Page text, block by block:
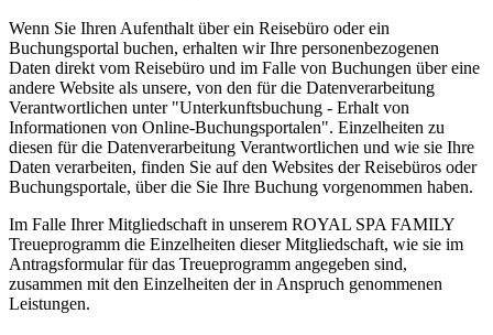
Wenn Sie Ihren Aufenthalt über ein Reisebüro oder ein
Buchungsportal buchen, erhalten wir Ihre personenbezogenen
Daten direkt vom Reisebüro und im Falle von Buchungen über eine
andere Website als unsere, von den für die Datenverarbeitung
Verantwortlichen unter "Unterkunftsbuchung - Erhalt von
Informationen von Online-Buchungsportalen". Einzelheiten zu
diesen für die Datenverarbeitung Verantwortlichen und wie sie Ihre
Daten verarbeiten, finden Sie auf den Websites der Reisebüros oder
Buchungsportale, über die Sie Ihre Buchung vorgenommen haben.
Im Falle Ihrer Mitgliedschaft in unserem ROYAL SPA FAMILY
Treueprogramm die Einzelheiten dieser Mitgliedschaft, wie sie im
Antragsformular für das Treueprogramm angegeben sind,
zusammen mit den Einzelheiten der in Anspruch genommenen
Leistungen.